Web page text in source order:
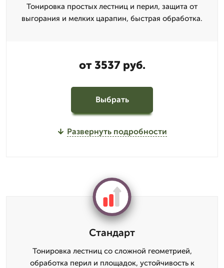
Тонировка простых лестниц и перил, защита от
выгорания и мелких царапин, быстрая обработка.
от 3537 руб.
Выбрать
Развернуть подробности
Стандарт
Тонировка лестниц со сложной геометрией,
обработка перил и площадок, устойчивость к